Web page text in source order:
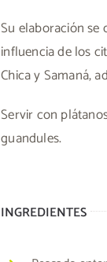
Su elaboración se
influencia de los
Chica y Samaná,
Servir con
guandules.
INGREDIENTES